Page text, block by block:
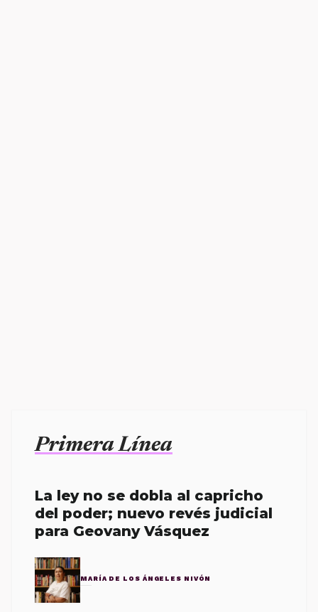
Primera Línea
La ley no se dobla al capricho
del poder; nuevo revés judicial
para Geovany Vásquez
MARÍA DE LOS ÁNGELES NIVÓN